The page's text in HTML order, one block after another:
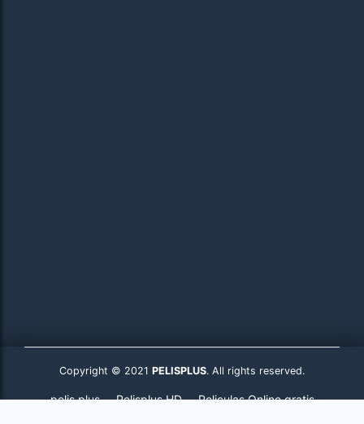
Copyright © 2021 PELISPLUS. All rights reserved.
pelis plus Pelisplus HD
Peliculas Online gratis